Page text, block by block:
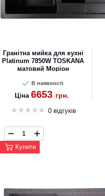
Гранітна мийка для кухні
Platinum 7850W TOSKANA
матовий Моріон
В наявності
Ціна 6653 грн.
0 відгуків
Купити